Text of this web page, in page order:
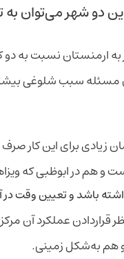
دو شهر می‌توان
ارمنستان نسبت به دو
مسئله سبب شلوغی
زیادی برای این کار
و هم در ابوظبی که
باشد و تعیین وقت در
قراردادن عملکرد آن
و هم به‌شکل زمینی.